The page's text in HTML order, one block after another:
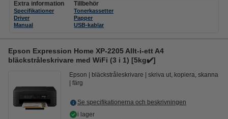
Extra information
Specifikationer
Driver
Manual
Tillbehör
Tonerkassetter
Papper
USB-kablar
Epson Expression Home XP-2205 Allt-i-ett A4
bläckstråleskrivare med WiFi (3 i 1) [5kg✔️]
Epson bläckstråleskrivare
skriva ut, kopiera, skanna
färg
Se specifikationerna och beskrivningen
i lager